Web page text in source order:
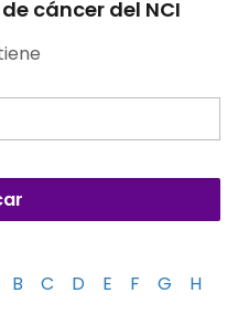
cáncer del NCI
B C D E F G
H